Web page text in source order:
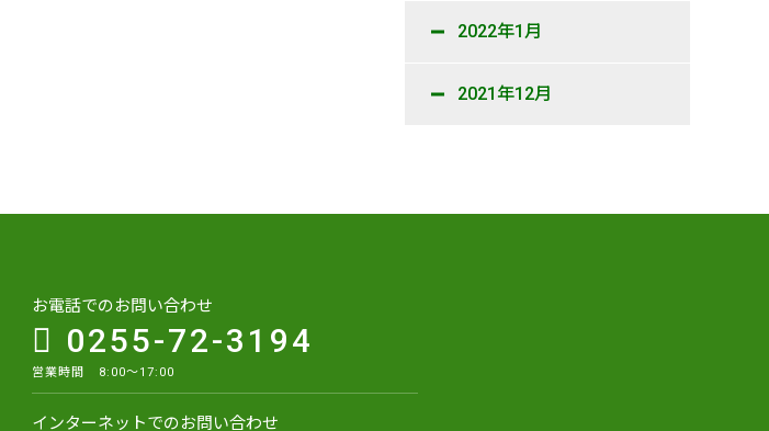
2022年1月
2021年12月
お電話でのお問い合わせ
0255-72-3194
営業時間 8:00～17:00
インターネットでのお問い合わせ